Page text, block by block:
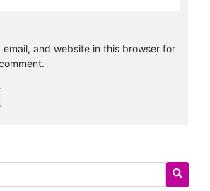
email, and website in this browser for